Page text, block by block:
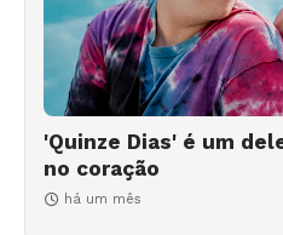
'Quinze Dias' é um
no coração
há um mês